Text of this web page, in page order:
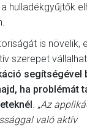
hulladékgyűjtők
is növelik,
szerepet
segítségével
ha problémát
. „Az
való aktív